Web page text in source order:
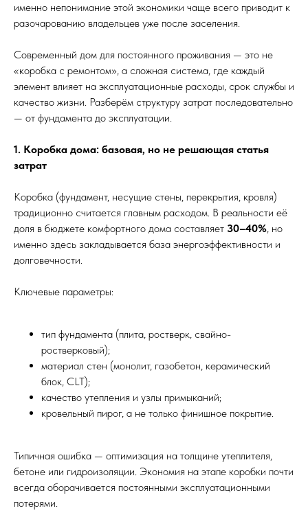
именно непонимание этой экономики чаще всего приводит к
разочарованию владельцев уже после заселения.
Современный дом для постоянного проживания — это не
«коробка с ремонтом», а сложная система, где каждый
элемент влияет на эксплуатационные расходы, срок службы и
качество жизни. Разберём структуру затрат последовательно
— от фундамента до эксплуатации.
1. Коробка дома: базовая, но не решающая статья
затрат
Коробка (фундамент, несущие стены, перекрытия, кровля)
традиционно считается главным расходом. В реальности её
доля в бюджете комфортного дома составляет 30–40%, но
именно здесь закладывается база энергоэффективности и
долговечности.
Ключевые параметры:
тип фундамента (плита, ростверк, свайно-
ростверковый);
материал стен (монолит, газобетон, керамический
блок, CLT);
качество утепления и узлы примыканий;
кровельный пирог, а не только финишное покрытие.
Типичная ошибка — оптимизация на толщине утеплителя,
бетоне или гидроизоляции. Экономия на этапе коробки почти
всегда оборачивается постоянными эксплуатационными
потерями.